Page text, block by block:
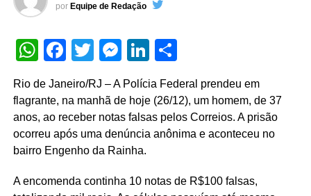
Contato: (85)9.8970-0624
WhatsApp
Facebook
Twitter
Messenger
LinkedIn
Share
Veja Mais:
PF deflagra a 57ª fase da Operação
Lava Jato
por Equipe de Redação
WhatsApp
Facebook
TwitterMessenger
LinkedIn
Rio de Janeiro/RJ – A Polícia Federal prendeu em
flagrante, na manhã de hoje (26/12), um homem, de 37
anos, ao receber notas falsas pelos Correios. A prisão
ocorreu após uma denúncia anônima e aconteceu no
bairro Engenho da Rainha.
A encomenda continha 10 notas de R$100 falsas,